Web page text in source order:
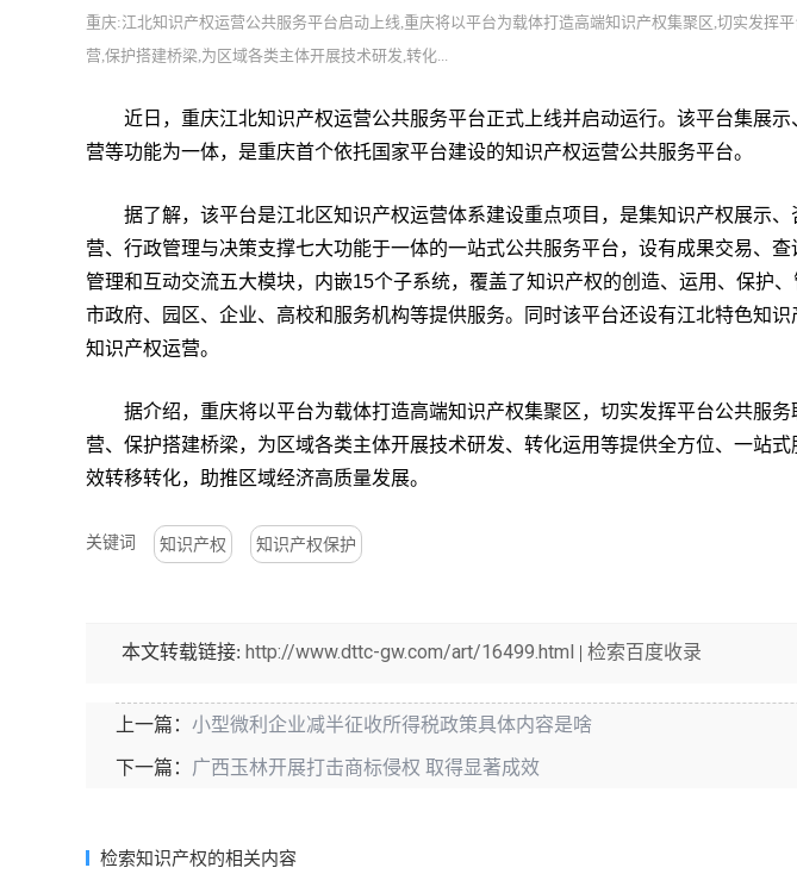
重庆:江北知识产权运营公共服务平台启动上线,重庆将以平台为载体打造高端知识产权集聚区,切实发挥
营,保护搭建桥梁,为区域各类主体开展技术研发,转化...
近日，重庆江北知识产权运营公共服务平台正式上线并启动运行。该平台集展示
营等功能为一体，是重庆首个依托国家平台建设的知识产权运营公共服务平台。
据了解，该平台是江北区知识产权运营体系建设重点项目，是集知识产权展示、
营、行政管理与决策支撑七大功能于一体的一站式公共服务平台，设有成果交易、
管理和互动交流五大模块，内嵌15个子系统，覆盖了知识产权的创造、运用、保护
市政府、园区、企业、高校和服务机构等提供服务。同时该平台还设有江北特色知
知识产权运营。
据介绍，重庆将以平台为载体打造高端知识产权集聚区，切实发挥平台公共服务
营、保护搭建桥梁，为区域各类主体开展技术研发、转化运用等提供全方位、一站
效转移转化，助推区域经济高质量发展。
关键词 知识产权 知识产权保护
本文转载链接: http://www.dttc-gw.com/art/16499.html | 检索百度收录
上一篇： 小型微利企业减半征收所得税政策具体内容是啥
下一篇： 广西玉林开展打击商标侵权 取得显著成效
检索知识产权的相关内容